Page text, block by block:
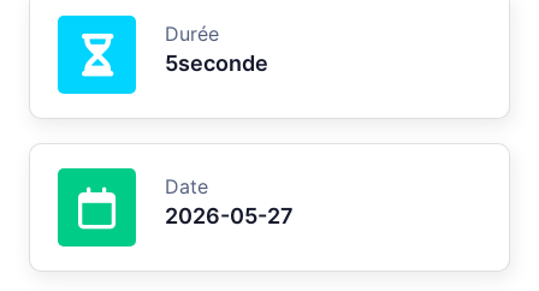
Durée
5seconde
Date
2026-05-27